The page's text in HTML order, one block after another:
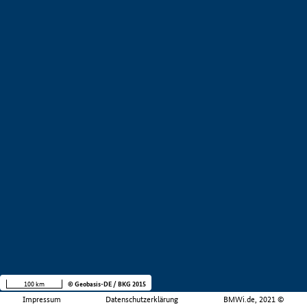
Impressum Datenschutzerklärung BMWi.de, 2021 ©
100 km © Geobasis-DE / BKG 2015